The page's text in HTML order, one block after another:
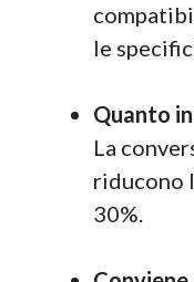
le
Quanto
La
riducono
30%.